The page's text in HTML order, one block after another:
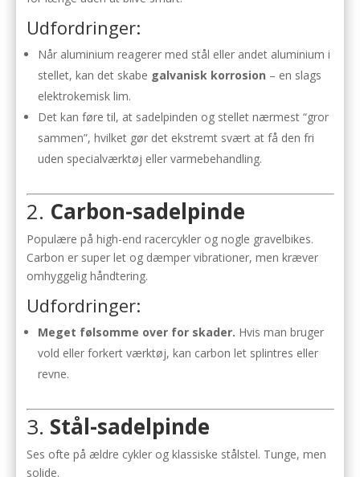
Udfordringer:
Når aluminium reagerer med stål eller andet aluminium i
stellet, kan det skabe galvanisk korrosion – en slags
elektrokemisk lim.
Det kan føre til, at sadelpinden og stellet nærmest “gror
sammen”, hvilket gør det ekstremt svært at få den fri
uden specialværktøj eller varmebehandling.
2. Carbon-sadelpinde
Populære på high-end racercykler og nogle gravelbikes.
Carbon er super let og dæmper vibrationer, men kræver
omhyggelig håndtering.
Udfordringer:
Meget følsomme over for skader. Hvis man bruger
vold eller forkert værktøj, kan carbon let splintres eller
revne.
3. Stål-sadelpinde
Ses ofte på ældre cykler og klassiske stålstel. Tunge, men
solide.